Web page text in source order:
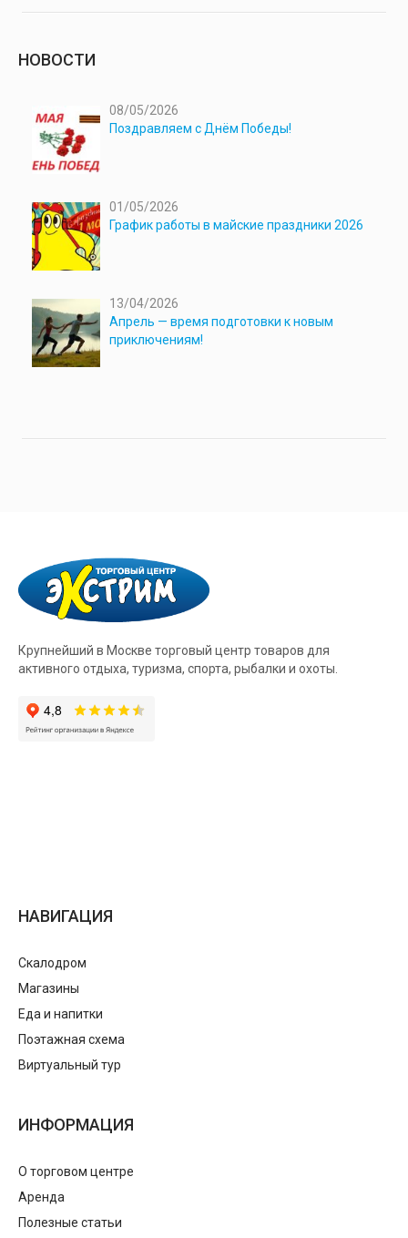
НОВОСТИ
08/05/2026
Поздравляем с Днём Победы!
01/05/2026
График работы в майские праздники 2026
13/04/2026
Апрель — время подготовки к новым
приключениям!
Крупнейший в Москве торговый центр товаров для
активного отдыха, туризма, спорта, рыбалки и охоты.
НАВИГАЦИЯ
Скалодром
Магазины
Еда и напитки
Поэтажная схема
Виртуальный тур
ИНФОРМАЦИЯ
О торговом центре
Аренда
Полезные статьи